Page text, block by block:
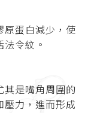
原蛋白減少，使
令紋。
其是嘴角周圍的
壓力，進而形成